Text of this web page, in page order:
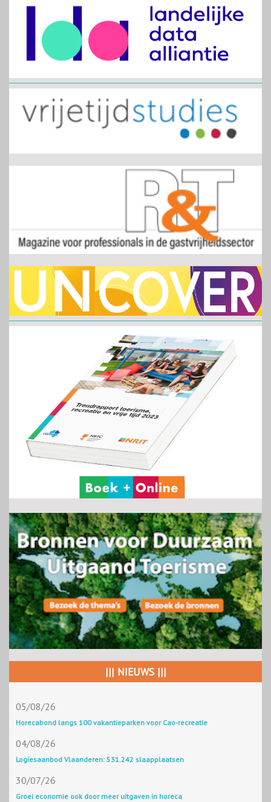
||| NIEUWS |||
05/08/26
Horecabond langs 100 vakantieparken voor Cao-recreatie
04/08/26
Logiesaanbod Vlaanderen: 531.242 slaapplaatsen
30/07/26
Groei economie ook door meer uitgaven in horeca